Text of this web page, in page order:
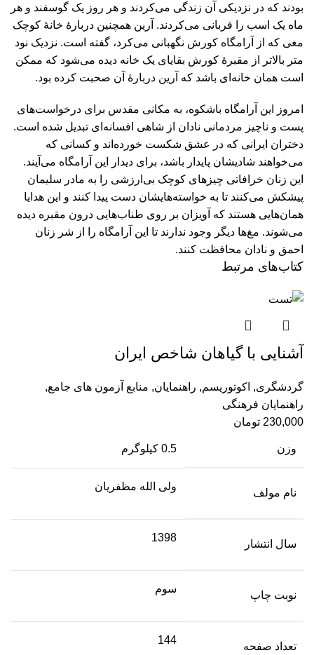
بودند که در نزدیکی آن زندگی می‌کردند و هر روز یک گوسفند و هر
ماه یک اسب را قربانی می‌کردند. آرین همچنین دربارۀ خانۀ کوچک
مغی که از آرامگاه کورش نگهبانی می‌کرد، گفته است. نزدیک نود
متر بالاتر از مقبرۀ کورش بقایای یک خانه دیده می‌شود که ممکن
است همان خانه‌ای باشد که آرین دربارۀ آن صحبت کرده بود.
امروز این آرامگاه باشکوه، به مکانی مقدس برای درخواست‌های
پست و ناچیز مردمانی نادان از شاهی افسانه‌ای تبدیل شده است.
دختران ایرانی که در عشق شکست خورده‌اند و کسانی که
می‌خواهند شادیشان پایدار باشد، برای دیدار این آرامگاه می‌آیند.
این زنان خرافاتی چیزهای کوچک بی‌ارزشی را به مادر سلیمان
پیشکش می‌کنند تا به خواسته‌هایشان دست پیدا کنند و این هدایا
همان‌هایی هستند که آویزان بر روی طناب‌هایی درون مقبره دیده
می‌شوند. مغ‌ها دیگر وجود ندارند تا این آرامگاه را از شر زنان
احمق و نادان محافظت کنند.
کتاب‌های مرتبط
آشنايی با گياهان شاخص ايران
گردشگری, اکوتوریسم, راهنمایان, منابع آزمون های جامع,
راهنمایان فرهنگی
230,000 تومان
وزن 0.5 کیلوگرم
نام مولف
ولی الله مظفریان
سال انتشار
1398
نوبت چاپ
سوم
تعداد صفحه
144